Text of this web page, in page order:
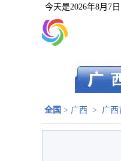
今天是2026年8月7日
全国 > 广西 > 广西